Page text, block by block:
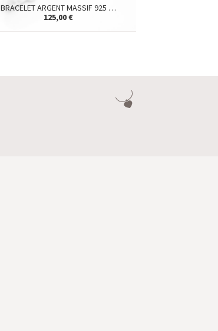
BRACELET ARGENT MASSIF 925 …
125,00 €